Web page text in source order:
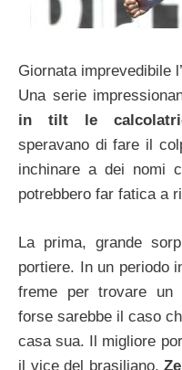
Giornata imprevedibile
Una serie
in tilt le
speravano di fare il
inchinare a dei nomi
potrebbero far fatica a
La prima, grande
portiere. In un periodo
freme per trovare un
forse sarebbe il caso
casa sua. Il migliore
il vice del brasiliano,